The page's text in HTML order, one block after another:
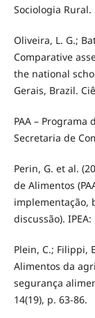
Sociologia Rural.
Oliveira, L. G.;
Comparative
the national
Gerais, Brazil.
PAA – Programa
Secretaria de
Perin, G. et al.
de Alimentos
implementação,
discussão).
Plein, C.; Filippi,
Alimentos da
segurança
14(19), p. 63-86.